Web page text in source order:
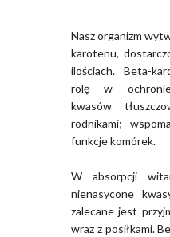
Nasz organizm
karotenu,
ilościach. Beta-
rolę w ochronie
kwasów
rodnikami;
funkcje komórek.
W absorpcji
nienasycone
zalecane jest
wraz z posiłkami.